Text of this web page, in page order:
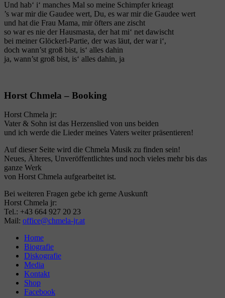
Und hab‘ i‘ manches Mal so meine Schimpfer krieagt
’s war mir die Gaudee wert, Du, es war mir die Gaudee wert
und hat die Frau Mama, mir öfters ane zischt
so war es nie der Hausmasta, der hat mi‘ net dawischt
bei meiner Glöckerl-Partie, der was läut, der war i‘,
doch wann’st groß bist, is‘ alles dahin
ja, wann’st groß bist, is‘ alles dahin, ja
Horst Chmela – Booking
Horst Chmela jr:
Vater & Sohn ist das Herzenslied von uns beiden
und ich werde die Lieder meines Vaters weiter präsentieren!
Auf dieser Seite wird die Chmela Musik zu finden sein!
Neues, Älteres, Unveröffentlichtes und noch vieles mehr bis das
ganze Werk
von Horst Chmela aufgearbeitet ist.
Bei weiteren Fragen gebe ich gerne Auskunft
Horst Chmela jr:
Tel.: +43 664 927 20 23
Mail: office@chmela-jr.at
Home
Biografie
Diskografie
Media
Kontakt
Shop
Facebook